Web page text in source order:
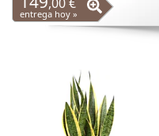
entrega hoy »